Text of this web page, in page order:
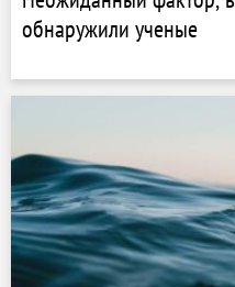
обнаружили ученые